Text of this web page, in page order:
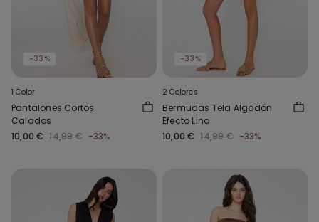
-33%
1 Color
Pantalones Cortos
Calados
10,00 € 14,99 € -33%
-33%
2 Colores
Bermudas Tela Algodón
Efecto Lino
10,00 € 14,99 € -33%